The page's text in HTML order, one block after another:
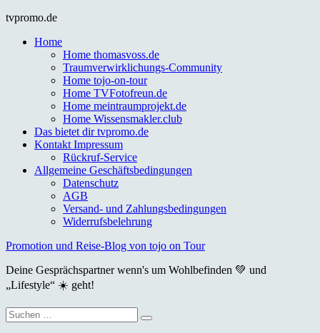
Skip
content
tvpromo.de
Home
Home thomasvoss.de
Traumverwirklichungs-Community
Home tojo-on-tour
Home TVFotofreun.de
Home meintraumprojekt.de
Home Wissensmakler.club
Das bietet dir tvpromo.de
Kontakt Impressum
Rückruf-Service
Allgemeine Geschäftsbedingungen
Datenschutz
AGB
Versand- und Zahlungsbedingungen
Widerrufsbelehrung
Promotion und Reise-Blog von tojo on Tour
Deine Gesprächspartner wenn's um Wohlbefinden 💚 und
„Lifestyle“ ☀️ geht!
Suche
nach: